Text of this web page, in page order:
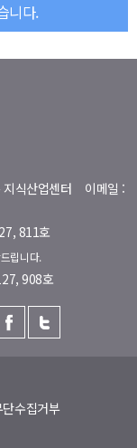
니다.
지식산업센터 이메일 :
811호
립니다.
908호
수집거부